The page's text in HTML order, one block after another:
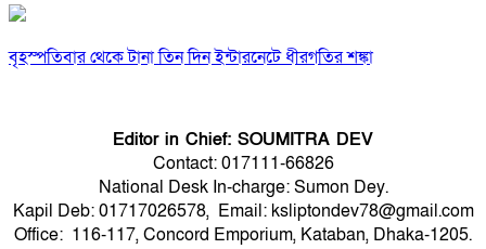
বৃহস্পতিবার থেকে টানা তিন দিন ইন্টারনেটে ধীরগতির শঙ্কা
Editor in Chief: SOUMITRA DEV
Contact: 017111-66826
National Desk In-charge: Sumon Dey.
Kapil Deb: 01717026578, Email: ksliptondev78@gmail.com
Office: 116-117, Concord Emporium, Kataban, Dhaka-1205.